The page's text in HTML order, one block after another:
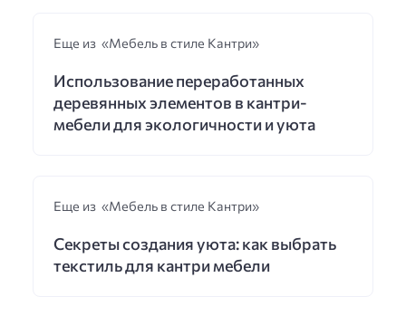
Еще из «Мебель в стиле Кантри»
Использование переработанных
деревянных элементов в кантри-
мебели для экологичности и уюта
Еще из «Мебель в стиле Кантри»
Секреты создания уюта: как выбрать
текстиль для кантри мебели